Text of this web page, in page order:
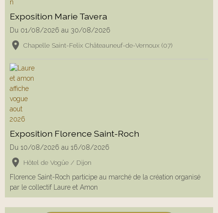
Exposition Marie Tavera
Du 01/08/2026 au 30/08/2026
Chapelle Saint-Felix Châteauneuf-de-Vernoux (07)
Exposition Florence Saint-Roch
Du 10/08/2026 au 16/08/2026
Hôtel de Vogüe / Dijon
Florence Saint-Roch participe au marché de la création organisé
par le collectif Laure et Amon